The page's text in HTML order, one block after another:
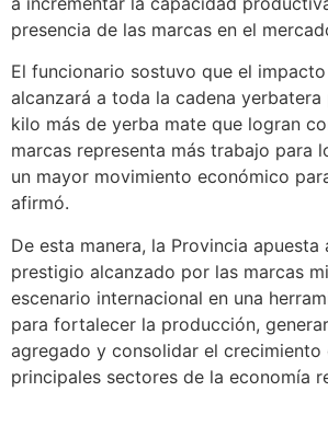
presencia de las marcas en el
El funcionario sostuvo que el
alcanzará a toda la cadena yerbatera
kilo más de yerba mate que logran
marcas representa más trabajo para
un mayor movimiento económico
afirmó.
De esta manera, la Provincia apuesta
prestigio alcanzado por las marcas
escenario internacional en una
para fortalecer la producción,
agregado y consolidar el crecimiento
principales sectores de la economía